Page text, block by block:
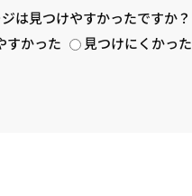
は見つけやすかったですか？
すかった
見つけにくかった